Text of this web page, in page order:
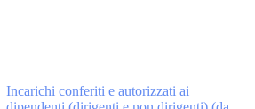
Incarichi conferiti e autorizzati ai